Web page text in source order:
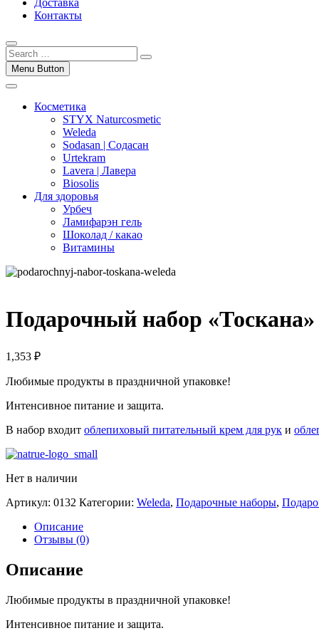
Доставка
Контакты
Menu Button
Косметика
STYX Naturcosmetic
Weleda
Sodasan | Содасан
Urtekram
Lavera | Лавера
Biosolis
Для здоровья
Урбеч
Ламифарэн гель
Шоколад / какао
Витамины
Подарочный набор «Тоскана»
1,353 ₽
Любимые продукты в праздничной упаковке!
Интенсивное питание и защита.
В набор входит облепиховый питательный крем для рук и
Нет в наличии
Артикул: 0132 Категории: Weleda, Подарочные наборы,
Описание
Отзывы (0)
Описание
Любимые продукты в праздничной упаковке!
Интенсивное питание и защита.